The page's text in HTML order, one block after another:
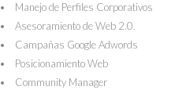
Manejo de Perfiles Corporativos
Asesoramiento de Web 2.0.
Campañas Google Adwords
Posicionamiento Web
Community Manager